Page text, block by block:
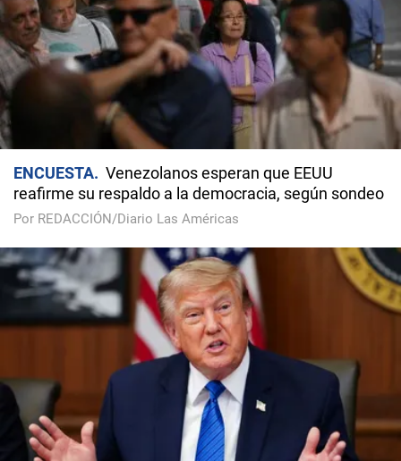
ENCUESTA
Venezolanos esperan que EEUU
reafirme su respaldo a la democracia, según sondeo
Por REDACCIÓN/Diario Las Américas